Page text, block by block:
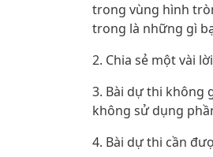
trong vùng hình
trong là những gì
2. Chia sẻ một vài
3. Bài dự thi không
không sử dụng
4. Bài dự thi cần